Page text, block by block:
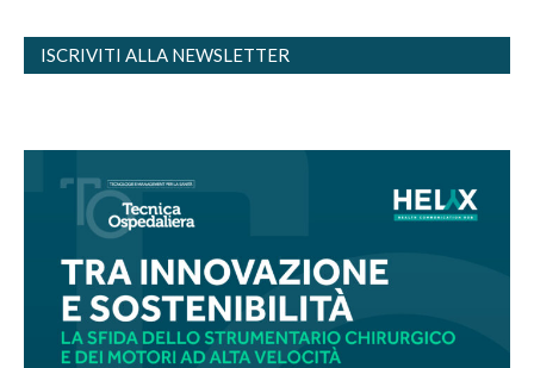
ISCRIVITI ALLA NEWSLETTER